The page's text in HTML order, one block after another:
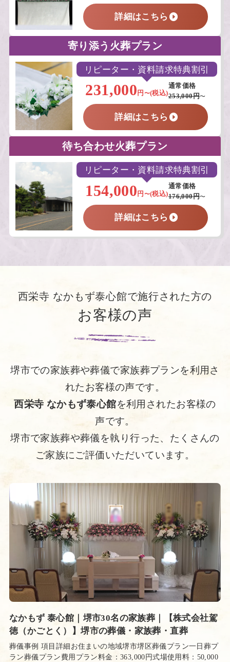
詳細はこちら
寄り添う火葬プラン
リピーター・資料請求特典割引
231,000 円 〜(税込)
通常価格
253,000円〜
詳細はこちら
待ち合わせ火葬プラン
リピーター・資料請求特典割引
154,000 円 〜(税込)
通常価格
176,000円〜
詳細はこちら
西栄寺 なかもず泰心館で施行された方の
お客様の声
堺市での家族葬や葬儀で家族葬プランを利用さ
れたお客様の声です。
西栄寺 なかもず泰心館を利用されたお客様の
声です。
堺市で家族葬や葬儀を執り行った、たくさんの
ご家族にご評価いただいています。
なかもず 泰心館｜堺市30名の家族葬｜【株式会社駕
徳（かごとく）】堺市の葬儀・家族葬・直葬
葬儀事例 項目詳細お住まいの地域堺市堺区葬儀プラン一日葬プ
ラン葬儀プラン費用プラン料金：363,000円式場使用料：50,000